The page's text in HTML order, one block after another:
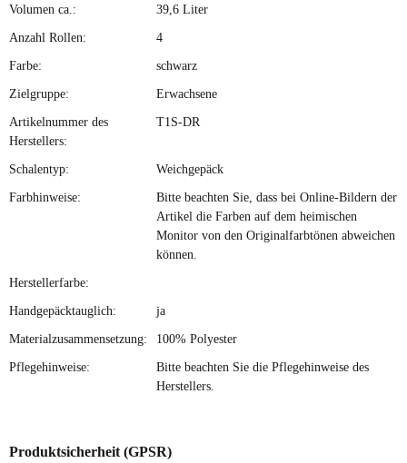
Volumen ca.: 39,6 Liter
Anzahl Rollen: 4
Farbe: schwarz
Zielgruppe: Erwachsene
Artikelnummer des
Herstellers:
T1S-DR
Schalentyp: Weichgepäck
Farbhinweise:
Bitte beachten Sie, dass bei Online-Bildern der
Artikel die Farben auf dem heimischen
Monitor von den Originalfarbtönen abweichen
können.
Herstellerfarbe:
Handgepäcktauglich: ja
Materialzusammensetzung: 100% Polyester
Pflegehinweise:
Bitte beachten Sie die Pflegehinweise des
Herstellers.
Produktsicherheit (GPSR)